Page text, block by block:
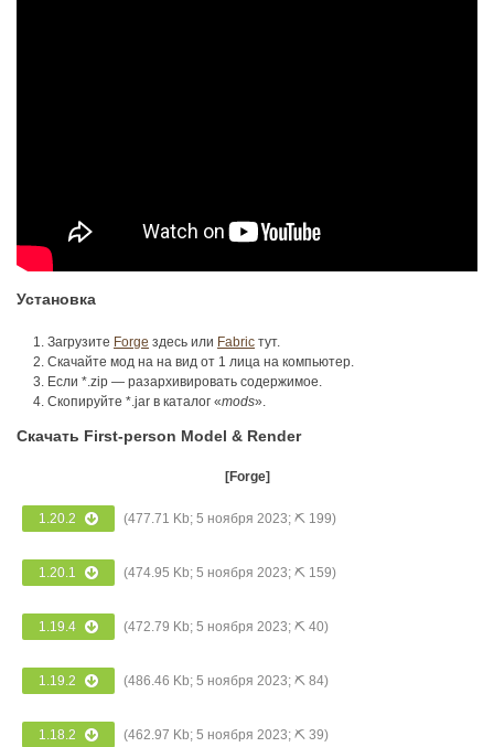
Установка
Загрузите Forge здесь или Fabric тут.
Скачайте мод на на вид от 1 лица на компьютер.
Если *.zip — разархивировать содержимое.
Скопируйте *.jar в каталог «mods».
Скачать First-person Model & Render
[Forge]
1.20.2 (477.71 Kb; 5 ноября 2023; ⛏ 199)
1.20.1 (474.95 Kb; 5 ноября 2023; ⛏ 159)
1.19.4 (472.79 Kb; 5 ноября 2023; ⛏ 40)
1.19.2 (486.46 Kb; 5 ноября 2023; ⛏ 84)
1.18.2 (462.97 Kb; 5 ноября 2023; ⛏ 39)